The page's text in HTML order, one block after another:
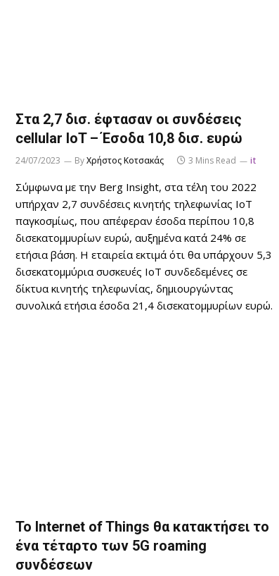
Στα 2,7 δισ. έφτασαν οι συνδέσεις
cellular IoT – Έσοδα 10,8 δισ. ευρώ
24/07/2023 ByΧρήστος Κοτσακάς 3 Mins Read it
Σύμφωνα με την Berg Insight, στα τέλη του 2022
υπήρχαν 2,7 συνδέσεις κινητής τηλεφωνίας IoT
παγκοσμίως, που απέφεραν έσοδα περίπου 10,8
δισεκατομμυρίων ευρώ, αυξημένα κατά 24% σε
ετήσια βάση. Η εταιρεία εκτιμά ότι θα υπάρχουν 5,3
δισεκατομμύρια συσκευές IoT συνδεδεμένες σε
δίκτυα κινητής τηλεφωνίας, δημιουργώντας
συνολικά ετήσια έσοδα 21,4 δισεκατομμυρίων ευρώ.
Το Internet of Things θα κατακτήσει το
ένα τέταρτο των 5G roaming
συνδέσεων